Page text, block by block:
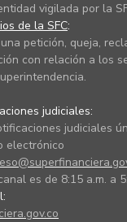
vigilada por la
de la SFC:
petición, queja,
con relación a los
judiciales:
judiciales
electrónico
es de 8:15 a.m. a